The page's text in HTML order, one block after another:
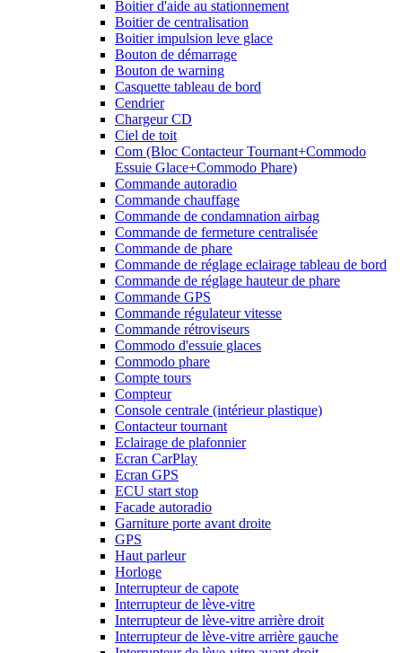
Boitier d'aide au stationnement
Boitier de centralisation
Boitier impulsion leve glace
Bouton de démarrage
Bouton de warning
Casquette tableau de bord
Cendrier
Chargeur CD
Ciel de toit
Com (Bloc Contacteur Tournant+Commodo
Essuie Glace+Commodo Phare)
Commande autoradio
Commande chauffage
Commande de condamnation airbag
Commande de fermeture centralisée
Commande de phare
Commande de réglage eclairage tableau de bord
Commande de réglage hauteur de phare
Commande GPS
Commande régulateur vitesse
Commande rétroviseurs
Commodo d'essuie glaces
Commodo phare
Compte tours
Compteur
Console centrale (intérieur plastique)
Contacteur tournant
Eclairage de plafonnier
Ecran CarPlay
Ecran GPS
ECU start stop
Facade autoradio
Garniture porte avant droite
GPS
Haut parleur
Horloge
Interrupteur de capote
Interrupteur de lève-vitre
Interrupteur de lève-vitre arrière droit
Interrupteur de lève-vitre arrière gauche